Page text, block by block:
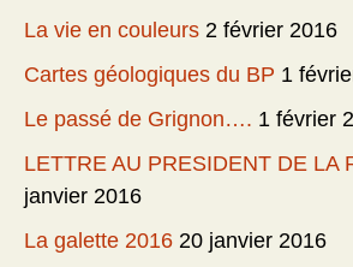
La vie en couleurs 2 février 2016
Cartes géologiques du BP 1
Le passé de Grignon…. 1 février
LETTRE AU PRESIDENT DE LA
janvier 2016
La galette 2016 20 janvier 2016